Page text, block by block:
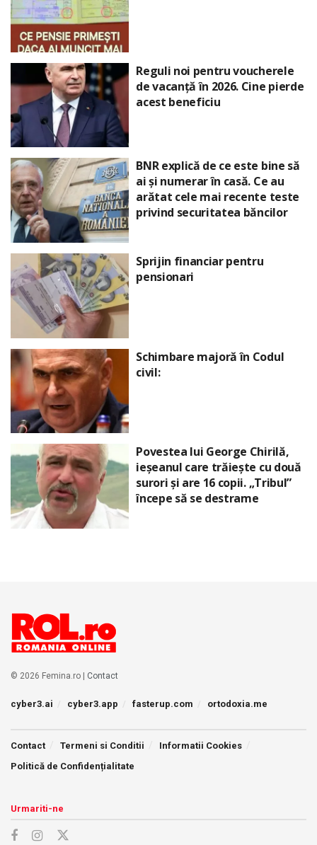
Reguli noi pentru voucherele
de vacanță în 2026. Cine pierde
acest beneficiu
BNR explică de ce este bine să
ai și numerar în casă. Ce au
arătat cele mai recente teste
privind securitatea băncilor
Sprijin financiar pentru
pensionari
Schimbare majoră în Codul
civil:
Povestea lui George Chirilă,
ieșeanul care trăiește cu două
surori și are 16 copii. „Tribul”
începe să se destrame
© 2026 Femina.ro | Contact
cyber3.ai cyber3.app fasterup.com ortodoxia.me
Contact Termeni si Conditii
Informatii Cookies
Politică de Confidențialitate
Urmariti-ne